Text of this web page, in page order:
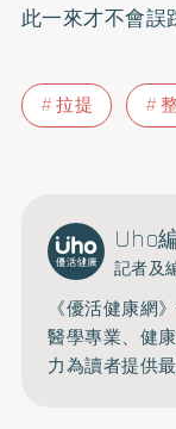
此一來才不會誤
拉提
Uho
記者及
《優活健康網
醫學專業、健
力為讀者提供